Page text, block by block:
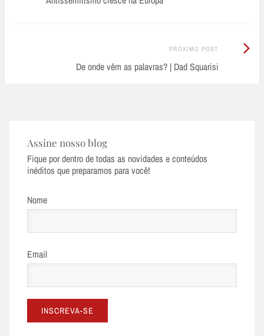
navigation
PRÓXIMO POST
De onde vêm as palavras? | Dad Squarisi
Próximo
Assine nosso blog
Fique por dentro de todas as novidades e conteúdos
inéditos que preparamos para você!
Nome
Email